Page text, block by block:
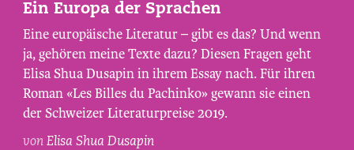
Dusapin,
fotografiert
von
Maurice
Haas.
Ein Europa der Sprachen
Eine europäische Literatur – gibt es das? Und wenn
ja, gehören meine Texte dazu? Diesen Fragen geht
Elisa Shua Dusapin in ihrem Essay nach. Für ihren
Roman «Les Billes du Pachinko» gewann sie einen
der Schweizer Literaturpreise 2019.
vonElisa Shua Dusapin